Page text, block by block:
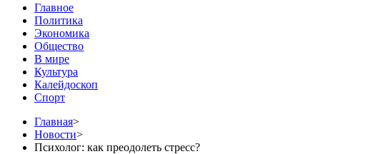
Главное
Политика
Экономика
Общество
В мире
Культура
Калейдоскоп
Спорт
Главная>
Новости>
Психолог: как преодолеть стресс?